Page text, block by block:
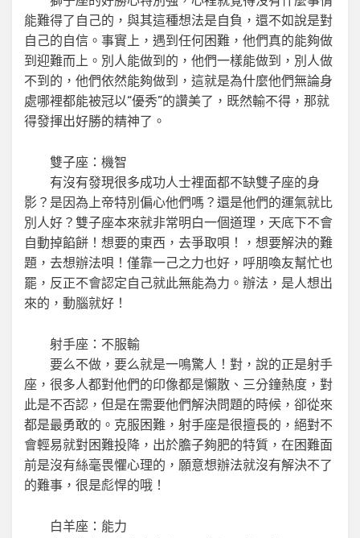
能難得了自己的，與其這種想法是自負，還不如說是對
自己的自信。事實上，遇到任何困難，他們真的能夠做
到迎難而上。別人能做到的，他們一樣能做到，別人做
不到的，他們依然能夠做到，這就是為什麼他們無論身
處哪裡都能被冠以“優秀”的讚美了，既然輸不得，那就
得發揮出好勝的精神了。
雙子座：機智
有沒有發現很多成功人士裡面都不缺雙子座的身
影？是因為上帝特別偏心他們嗎？還是他們的運氣就比
別人好？雙子座本來就非常明白一個道理，天底下不會
自動掉餡餅！想要的東西，去爭取唄！，想要解決的難
題，去想辦法唄！僅靠一己之力也好，呼朋喚友幫忙也
罷，反正不會認定自己就此無能為力。辦法，是人想出
來的，動腦就好！
射手座：不服輸
要么不做，要么就是一鳴驚人！對，說的正是射手
座，很多人都對他們的印像都是懶散、三分鐘熱度，對
此是不否認，但是在需要他們解決問題的時候，卻從來
都是最勇敢的。克服困難，射手座是很擅長的，絕對不
會輕易就對困難投降，出於膽子夠肥的特質，在困難面
前是沒有絲毫畏懼心理的，願意想辦法就沒有解決不了
的難事，很是彪悍的哦！
白羊座：能力